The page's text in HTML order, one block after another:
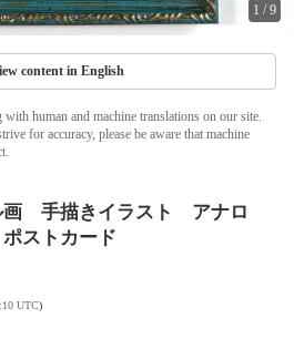
1 /9
content in English
human and machine translations on our site.
for accuracy, please be aware that machine
画 手描きイラスト アナロ
ストカード
UTC)